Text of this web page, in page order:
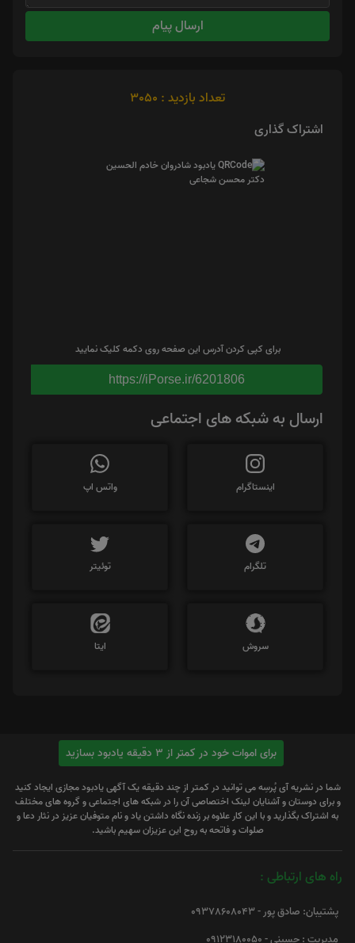
ارسال پیام
تعداد بازدید : 3050
اشتراک گذاری
برای کپی کردن آدرس این صفحه روی دکمه کلیک نمایید
https://iPorse.ir/6201806
ارسال به شبکه های اجتماعی
اینستاگرام واتس اپ
تلگرام توئیتر
سروش ایتا
برای اموات خود در کمتر از 3 دقیقه یادبود بسازید
شما در نشریه آی پُرسِه می توانید در کمتر از چند دقیقه یک آگهی یادبود مجازی ایجاد کنید
و برای دوستان و آشنایان لینک اختصاصی آن را در شبکه های اجتماعی و گروه های مختلف
به اشتراک بگذارید و با این کار علاوه بر زنده نگاه داشتن یاد و نام متوفیان عزیز در نثار دعا و
صلوات و فاتحه به روح این عزیزان سهیم باشید.
راه های ارتباطی :
پشتیبان: صادق پور - 09378608043
مدیریت : حسینی - 09123180050